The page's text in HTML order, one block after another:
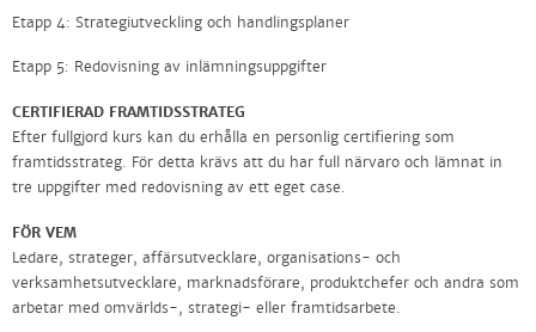
Etapp 4: Strategiutveckling och handlingsplaner
Etapp 5: Redovisning av inlämningsuppgifter
CERTIFIERAD FRAMTIDSSTRATEG
Efter fullgjord kurs kan du erhålla en personlig certifiering som
framtidsstrateg. För detta krävs att du har full närvaro och lämnat in
tre uppgifter med redovisning av ett eget case.
FÖR VEM
Ledare, strateger, affärsutvecklare, organisations- och
verksamhetsutvecklare, marknadsförare, produktchefer och andra som
arbetar med omvärlds-, strategi- eller framtidsarbete.